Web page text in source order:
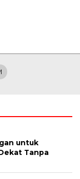
untuk
Tanpa